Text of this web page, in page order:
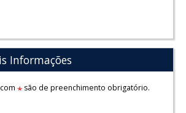
Informações
*são de preenchimento obrigatório.